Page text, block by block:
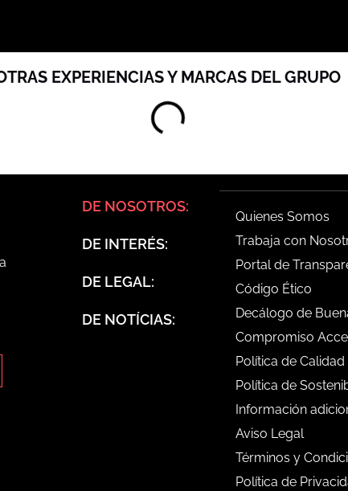
EXPERIENCIAS Y MARCAS DEL GRUPO
DE NOSOTROS:
DE INTERÉS:
DE LEGAL:
DE NOTÍCIAS:
Quienes Somos
Trabaja con
Portal de
Código Ético
Decálogo de
Compromiso
Política de Calidad
Política de
Información
Aviso Legal
Términos y
Política de